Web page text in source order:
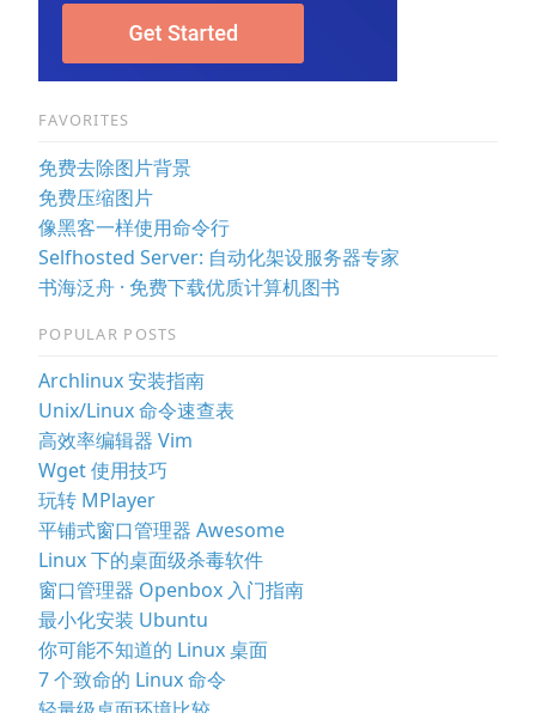
FAVORITES
免费去除图片背景
免费压缩图片
像黑客一样使用命令行
Selfhosted Server: 自动化架设服务器专家
书海泛舟 · 免费下载优质计算机图书
POPULAR POSTS
Archlinux 安装指南
Unix/Linux 命令速查表
高效率编辑器 Vim
Wget 使用技巧
玩转 MPlayer
平铺式窗口管理器 Awesome
Linux 下的桌面级杀毒软件
窗口管理器 Openbox 入门指南
最小化安装 Ubuntu
你可能不知道的 Linux 桌面
7 个致命的 Linux 命令